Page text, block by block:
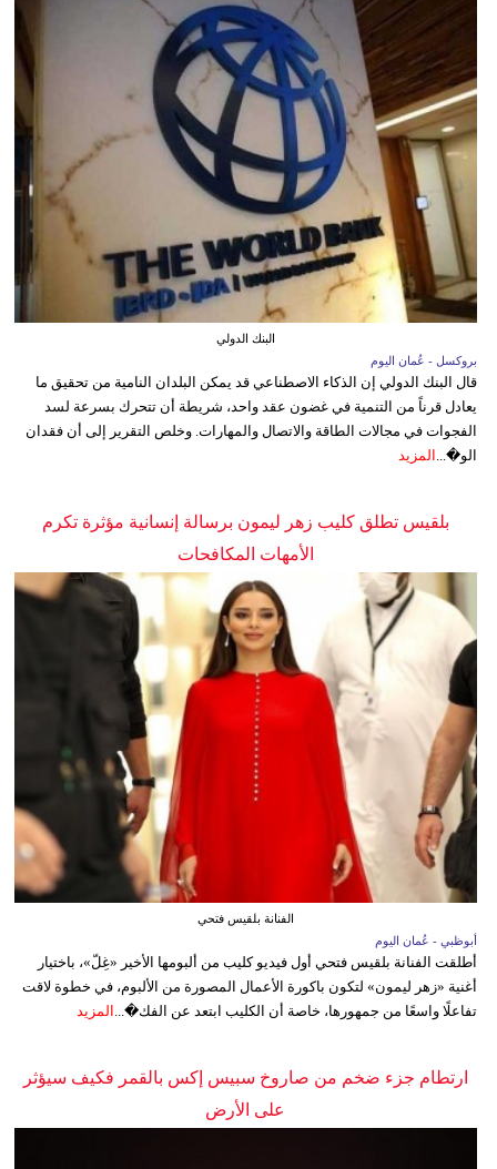
البنك الدولي
بروكسل - عُمان اليوم
قال البنك الدولي إن الذكاء الاصطناعي قد يمكن البلدان النامية من تحقيق ما
يعادل قرناً من التنمية في غضون عقد واحد، شريطة أن تتحرك بسرعة لسد
الفجوات في مجالات الطاقة والاتصال والمهارات. وخلص التقرير إلى أن فقدان
الو�... المزيد
بلقيس تطلق كليب زهر ليمون برسالة إنسانية مؤثرة تكرم
الأمهات المكافحات
الفنانة بلقيس فتحي
أبوظبي - عُمان اليوم
أطلقت الفنانة بلقيس فتحي أول فيديو كليب من ألبومها الأخير «غِلّ»، باختيار
أغنية «زهر ليمون» لتكون باكورة الأعمال المصورة من الألبوم، في خطوة لاقت
تفاعلًا واسعًا من جمهورها، خاصة أن الكليب ابتعد عن الفك�... المزيد
ارتطام جزء ضخم من صاروخ سبيس إكس بالقمر فكيف سيؤثر
على الأرض